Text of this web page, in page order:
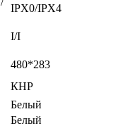
IPX0/IPX4
I/I
480*283
КНР
Белый
Белый